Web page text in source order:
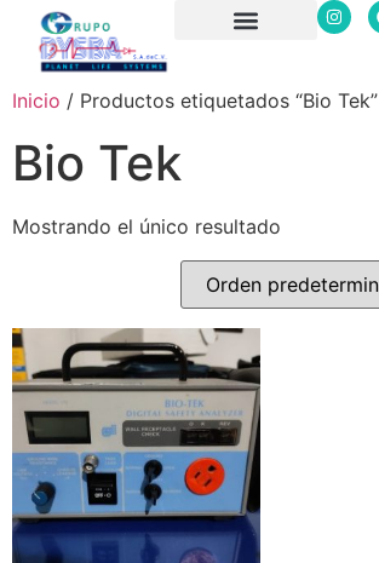
Inicio / Productos etiquetados “Bio Tek”
Bio Tek
Mostrando el único resultado